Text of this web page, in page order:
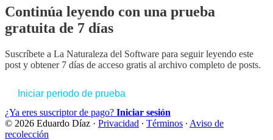
Continúa leyendo con una prueba
gratuita de 7 días
Suscríbete a La Naturaleza del Software para seguir leyendo este
post y obtener 7 días de acceso gratis al archivo completo de posts.
Iniciar periodo de prueba
¿Ya eres suscriptor de pago? Iniciar sesión
© 2026 Eduardo Díaz · Privacidad ∙ Términos ∙ Aviso de
recolección